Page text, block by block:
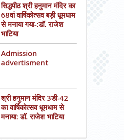
सिद्धपीठ श्री हनुमान मंदिर का
68वां वार्षिकोत्सव बड़ी धूमधाम
से मनाया गया-:डॉ. राजेश
भाटिया
Admission
advertisment
श्री हनुमान मंदिर 3डी-42
का वार्षिकोत्सव धूमधाम से
मनाया: डॉ. राजेश भाटिया